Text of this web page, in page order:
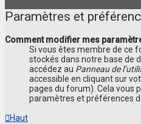
Paramètres et
Comment modifier mes
Si vous êtes membre de ce
stockés dans notre base de
accédez au Panneau de
accessible en cliquant sur
pages du forum). Cela vous
paramètres et préférences
Haut